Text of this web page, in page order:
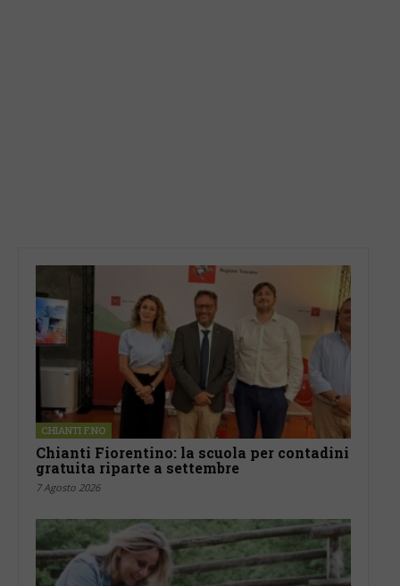
CHIANTI F.NO
Chianti Fiorentino: la scuola per contadini
gratuita riparte a settembre
7 Agosto 2026